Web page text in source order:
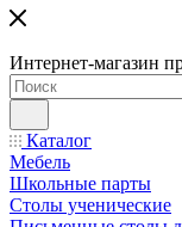
Интернет-магазин
Каталог
Мебель
Школьные парты
Столы ученические